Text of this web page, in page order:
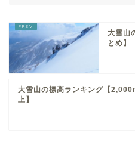
大雪山
とめ】
大雪山の標高ランキング【
上】